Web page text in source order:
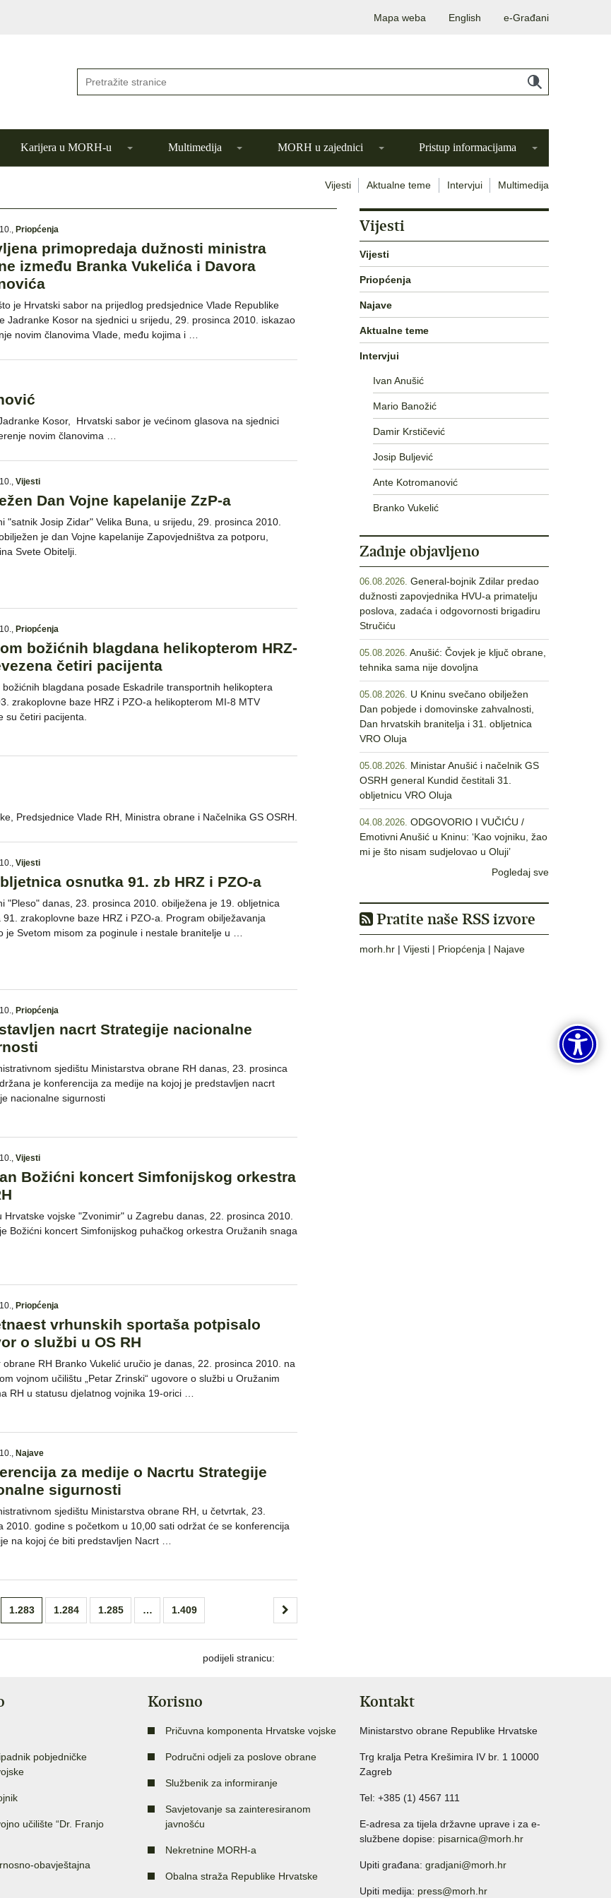
Mapa weba English e-Građani
Karijera u MORH-u Multimedija MORH u zajednici Pristup informacijama
Vijesti Aktualne teme Intervjui Multimedija
, Priopćenja
primopredaja dužnosti ministra
između Branka Vukelića i Davora
je Hrvatski sabor na prijedlog predsjednice Vlade Republike
Jadranke Kosor na sjednici u srijedu, 29. prosinca 2010. iskazao
novim članovima Vlade, među kojima i …
Kosor, Hrvatski sabor je većinom glasova na sjednici
novim članovima …
, Vijesti
Dan Vojne kapelanije ZzP-a
"satnik Josip Zidar" Velika Buna, u srijedu, 29. prosinca 2010.
je dan Vojne kapelanije Zapovjedništva za potporu,
Svete Obitelji.
, Priopćenja
božićnih blagdana helikopterom HRZ-
četiri pacijenta
božićnih blagdana posade Eskadrile transportnih helikoptera
zrakoplovne baze HRZ i PZO-a helikopterom MI-8 MTV
su četiri pacijenta.
Predsjednice Vlade RH, Ministra obrane i Načelnika GS OSRH.
, Vijesti
osnutka 91. zb HRZ i PZO-a
"Pleso" danas, 23. prosinca 2010. obilježena je 19. obljetnica
91. zrakoplovne baze HRZ i PZO-a. Program obilježavanja
je Svetom misom za poginule i nestale branitelje u …
, Priopćenja
nacrt Strategije nacionalne
sjedištu Ministarstva obrane RH danas, 23. prosinca
je konferencija za medije na kojoj je predstavljen nacrt
nacionalne sigurnosti
, Vijesti
Božićni koncert Simfonijskog orkestra
Hrvatske vojske "Zvonimir" u Zagrebu danas, 22. prosinca 2010.
Božićni koncert Simfonijskog puhačkog orkestra Oružanih snaga
, Priopćenja
vrhunskih sportaša potpisalo
o službi u OS RH
obrane RH Branko Vukelić uručio je danas, 22. prosinca 2010. na
vojnom učilištu „Petar Zrinski“ ugovore o službi u Oružanim
RH u statusu djelatnog vojnika 19-orici …
, Najave
za medije o Nacrtu Strategije
sigurnosti
sjedištu Ministarstva obrane RH, u četvrtak, 23.
2010. godine s početkom u 10,00 sati održat će se konferencija
na kojoj će biti predstavljen Nacrt …
1.283 1.284 1.285 … 1.409
podijeli stranicu:
Vijesti
Vijesti
Priopćenja
Najave
Aktualne teme
Intervjui
Ivan Anušić
Mario Banožić
Damir Krstičević
Josip Buljević
Ante Kotromanović
Branko Vukelić
Zadnje objavljeno
06.08.2026. General-bojnik Zdilar predao
dužnosti zapovjednika HVU-a primatelju
poslova, zadaća i odgovornosti brigadiru
Stručiću
05.08.2026. Anušić: Čovjek je ključ obrane,
tehnika sama nije dovoljna
05.08.2026. U Kninu svečano obilježen
Dan pobjede i domovinske zahvalnosti,
Dan hrvatskih branitelja i 31. obljetnica
VRO Oluja
05.08.2026. Ministar Anušić i načelnik GS
OSRH general Kundid čestitali 31.
obljetnicu VRO Oluja
04.08.2026. ODGOVORIO I VUČIĆU /
Emotivni Anušić u Kninu: ‘Kao vojniku, žao
mi je što nisam sudjelovao u Oluji’
Pogledaj sve
Pratite naše RSS izvore
morh.hr | Vijesti | Priopćenja | Najave
pobjedničke
učilište “Dr. Franjo
obavještajna
Korisno
Pričuvna komponenta Hrvatske vojske
Područni odjeli za poslove obrane
Službenik za informiranje
Savjetovanje sa zainteresiranom
javnošću
Nekretnine MORH-a
Obalna straža Republike Hrvatske
Kontakt
Ministarstvo obrane Republike Hrvatske
Trg kralja Petra Krešimira IV br. 1 10000
Zagreb
Tel: +385 (1) 4567 111
E-adresa za tijela državne uprave i za e-
službene dopise: pisarnica@morh.hr
Upiti građana: gradjani@morh.hr
Upiti medija: press@morh.hr